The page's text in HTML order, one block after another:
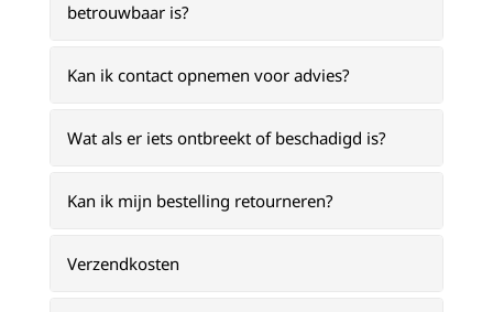
betrouwbaar is?
Kan ik contact opnemen voor advies?
Wat als er iets ontbreekt of beschadigd is?
Kan ik mijn bestelling retourneren?
Verzendkosten